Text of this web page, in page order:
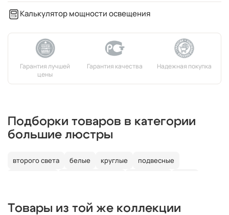
Калькулятор мощности освещения
Подборки товаров в категории
большие люстры
второго света белые круглые
подвесные
Товары из той же коллекции